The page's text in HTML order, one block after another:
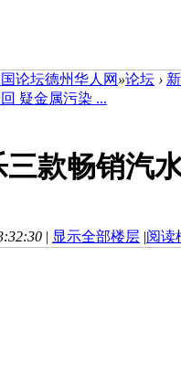
论坛德州华人网 »论坛 ›
疑金属污染 ...
款畅销汽
| 显示全部楼层 |阅读